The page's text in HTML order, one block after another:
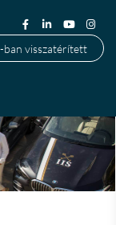
ban visszatérített